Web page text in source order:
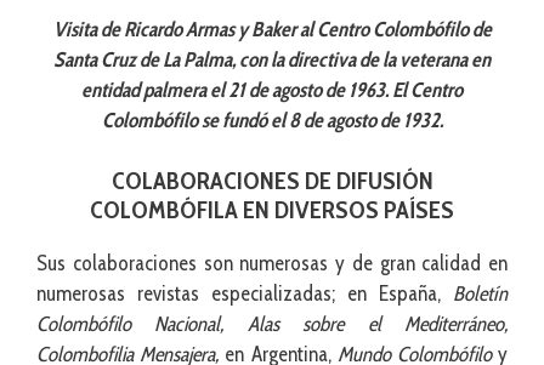
Visita de Ricardo Armas y Baker al Centro Colombófilo de
Santa Cruz de La Palma, con la directiva de la veterana en
entidad palmera el 21 de agosto de 1963. El Centro
Colombófilo se fundó el 8 de agosto de 1932.
COLABORACIONES DE DIFUSIÓN
COLOMBÓFILA EN DIVERSOS PAÍSES
Sus colaboraciones son numerosas y de gran calidad en
numerosas revistas especializadas; en España, Boletín
Colombófilo Nacional, Alas sobre el Mediterráneo,
Colombofilia Mensajera, en Argentina, Mundo Colombófiloy